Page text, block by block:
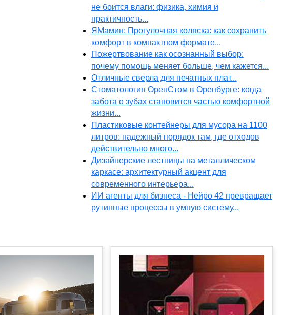
не боится влаги: физика, химия и
практичность...
ЯМамин: Прогулочная коляска: как сохранить
комфорт в компактном формате...
Пожертвование как осознанный выбор:
почему помощь меняет больше, чем кажется...
Отличные сверла для печатных плат...
Стоматология ОренСтом в Оренбурге: когда
забота о зубах становится частью комфортной
жизни...
Пластиковые контейнеры для мусора на 1100
литров: надежный порядок там, где отходов
действительно много...
Дизайнерские лестницы на металлическом
каркасе: архитектурный акцент для
современного интерьера...
ИИ агенты для бизнеса - Нейро 42 превращает
рутинные процессы в умную систему...